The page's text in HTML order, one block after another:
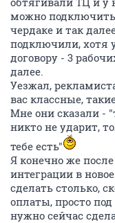
можно
чердаке и так
подключили, хотя
договору - 3
далее.
Уезжал,
вас классные,
Мне они сказали -
никто не ударит,
тебе есть"
Я конечно же
интеграции в
сделать столько,
оплаты, просто
нужно сейчас